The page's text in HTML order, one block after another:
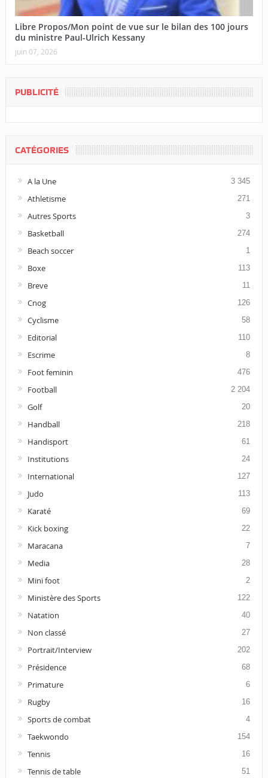
Libre Propos/Mon point de vue sur le bilan des 100 jours
du ministre Paul-Ulrich Kessany
juin 07, 2026
PUBLICITÉ
CATÉGORIES
A la Une 3 345
Athletisme 271
Autres Sports 3
Basketball 274
Beach soccer 1
Boxe 113
Breve 11
Cnog 126
Cyclisme 58
Editorial 110
Escrime 8
Foot feminin 476
Football 2 204
Golf 20
Handball 218
Handisport 61
Institutions 24
International 127
Judo 113
Karaté 69
Kick boxing 22
Maracana 7
Media 28
Mini foot 2
Ministère des Sports 122
Natation 40
Non classé 27
Portrait/Interview 202
Présidence 68
Primature 6
Rugby 16
Sports de combat 4
Taekwondo 154
Tennis 16
Tennis de table 51